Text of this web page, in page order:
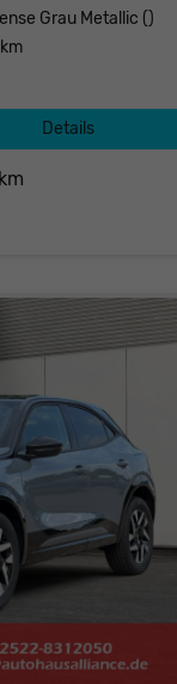
Grau Metallic ()
Details